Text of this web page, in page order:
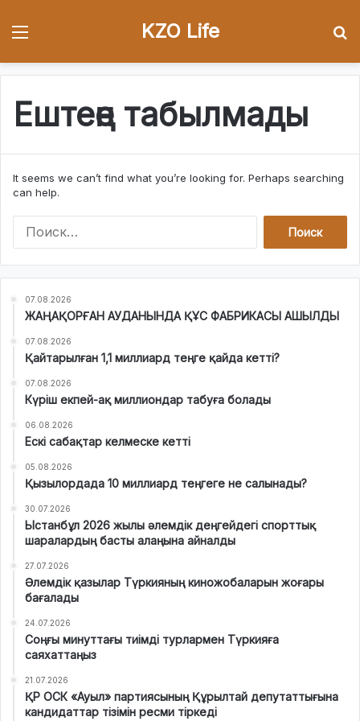
KZO Life
Ештеңе табылмады
It seems we can’t find what you’re looking for. Perhaps searching
can help.
:
07.08.2026
ЖАҢАҚОРҒАН АУДАНЫНДА ҚҰС ФАБРИКАСЫ АШЫЛДЫ
07.08.2026
Қайтарылған 1,1 миллиард теңге қайда кетті?
07.08.2026
Күріш екпей-ақ миллиондар табуға болады
06.08.2026
Ескі сабақтар келмеске кетті
05.08.2026
Қызылордада 10 миллиард теңгеге не салынады?
30.07.2026
Ыстанбұл 2026 жылы әлемдік деңгейдегі спорттық
шаралардың басты алаңына айналды
27.07.2026
Әлемдік қазылар Түркияның киножобаларын жоғары
бағалады
24.07.2026
Соңғы минуттағы тиімді турлармен Түркияға
саяхаттаңыз
21.07.2026
ҚР ОСК «Ауыл» партиясының Құрылтай депутаттығына
кандидаттар тізімін ресми тіркеді